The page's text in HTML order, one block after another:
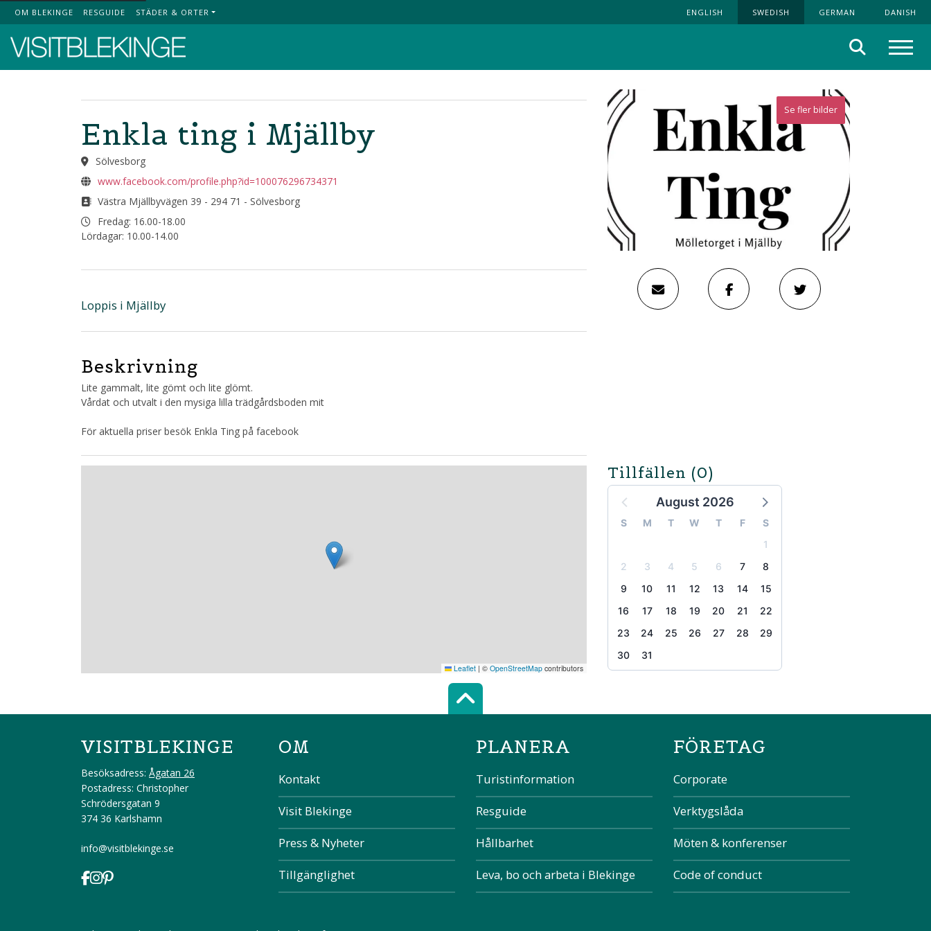
Top Menu
OM BLEKINGE RESGUIDE STÄDER & ORTER ENGLISH SWEDISH GERMAN DANISH
Sök
Se fler bilder
Enkla ting i Mjällby
Sölvesborg
www.facebook.com/profile.php?id=100076296734371
Västra Mjällbyvägen 39 - 294 71 - Sölvesborg
Fredag: 16.00-18.00
Lördagar: 10.00-14.00
Loppis i Mjällby
Beskrivning
Lite gammalt, lite gömt och lite glömt.
Vårdat och utvalt i den mysiga lilla trädgårdsboden mit
För aktuella priser besök Enkla Ting på facebook
Tillfällen (0)
August 2026
S M T W T F
S
1
2
3 4 5 6 7
8
9
10 11 12 13 14
15
16
17 18 19 20 21
22
23
24 25 26 27 28
29
30
31
Leaflet | © OpenStreetMap contributors
Scroll top of the page
VISITBLEKINGE
Besöksadress: Ågatan 26
Postadress: Christopher
Schrödersgatan 9
374 36 Karlshamn
info@visitblekinge.se
OM
Kontakt
Visit Blekinge
Press & Nyheter
Tillgänglighet
PLANERA
Turistinformation
Resguide
Hållbarhet
Leva, bo och arbeta i Blekinge
FÖRETAG
Corporate
Verktygslåda
Möten & konferenser
Code of conduct